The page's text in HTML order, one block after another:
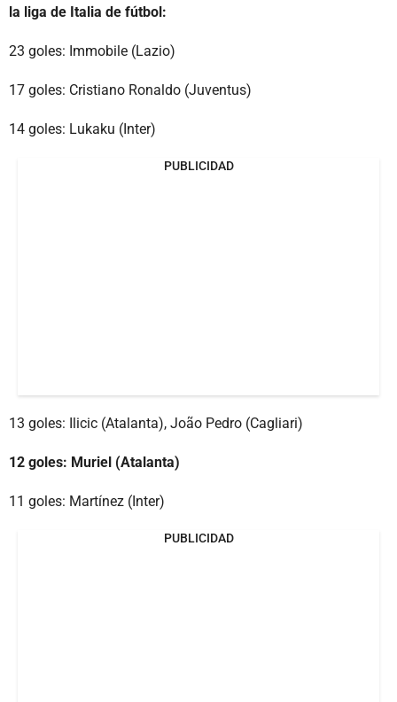
la liga de Italia de fútbol:
23 goles: Immobile (Lazio)
17 goles: Cristiano Ronaldo (Juventus)
14 goles: Lukaku (Inter)
PUBLICIDAD
13 goles: Ilicic (Atalanta), João Pedro (Cagliari)
12 goles: Muriel (Atalanta)
11 goles: Martínez (Inter)
PUBLICIDAD